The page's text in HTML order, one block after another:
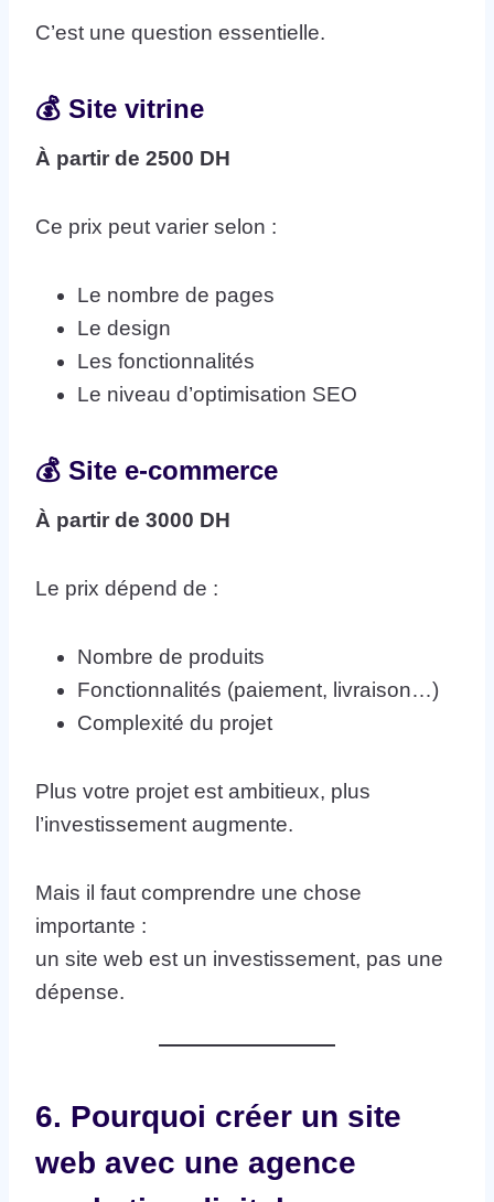
C’est une question essentielle.
💰 Site vitrine
À partir de 2500 DH
Ce prix peut varier selon :
Le nombre de pages
Le design
Les fonctionnalités
Le niveau d’optimisation SEO
💰 Site e-commerce
À partir de 3000 DH
Le prix dépend de :
Nombre de produits
Fonctionnalités (paiement, livraison…)
Complexité du projet
Plus votre projet est ambitieux, plus
l’investissement augmente.
Mais il faut comprendre une chose
importante :
un site web est un investissement, pas une
dépense.
6. Pourquoi créer un site
web avec une agence